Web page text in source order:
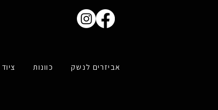
אביזרים לנשק
כוונות